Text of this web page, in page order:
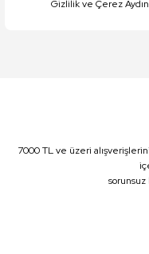
Gizlilik ve Çerez
7000 TL ve üzeri